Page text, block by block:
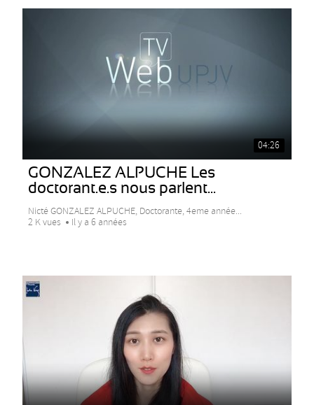
04:26
GONZALEZ ALPUCHE Les
doctorant.e.s nous parlent...
Nicté GONZALEZ ALPUCHE, Doctorante, 4eme année...
2 K vues
Il y a 6 années